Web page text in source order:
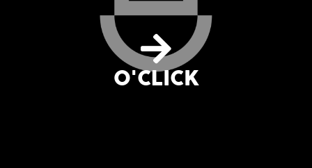
O'CLICK